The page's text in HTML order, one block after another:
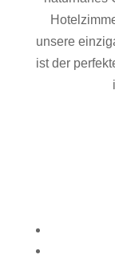
unsere
ist der